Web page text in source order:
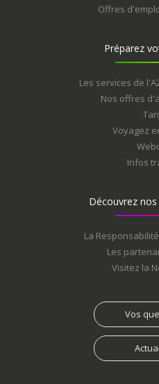
Offres
Préparez
Les services de
Nos offres
Voyagez
Infos
Découvrez
La Responsabilité
Les
Visitez la
Vos